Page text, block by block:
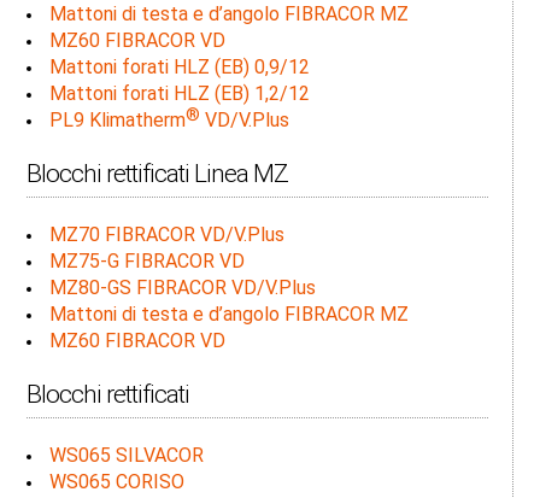
Mattoni di testa e d’angolo FIBRACOR MZ
MZ60 FIBRACOR VD
Mattoni forati HLZ (EB) 0,9/12
Mattoni forati HLZ (EB) 1,2/12
PL9 Klimatherm® VD/V.Plus
Blocchi rettificati Linea MZ
MZ70 FIBRACOR VD/V.Plus
MZ75-G FIBRACOR VD
MZ80-GS FIBRACOR VD/V.Plus
Mattoni di testa e d’angolo FIBRACOR MZ
MZ60 FIBRACOR VD
Blocchi rettificati
WS065 SILVACOR
WS065 CORISO